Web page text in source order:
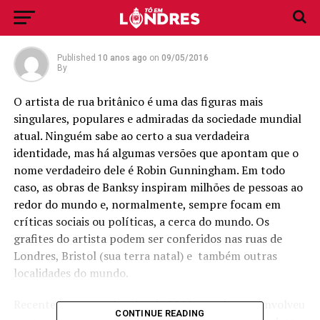
Londres
Published 10 anos ago on 09/05/2016
By
O artista de rua britânico é uma das figuras mais
singulares, populares e admiradas da sociedade mundial
atual. Ninguém sabe ao certo a sua verdadeira
identidade, mas há algumas versões que apontam que o
nome verdadeiro dele é Robin Gunningham. Em todo
caso, as obras de Banksy inspiram milhões de pessoas ao
redor do mundo e, normalmente, sempre focam em
críticas sociais ou políticas, a cerca do mundo. Os
grafites do artista podem ser conferidos nas ruas de
Londres, Bristol (sua terra natal) e também outras
localidades do mundo.
Recentemente, em janeiro de 2016, o artista se envolveu
CONTINUE READING